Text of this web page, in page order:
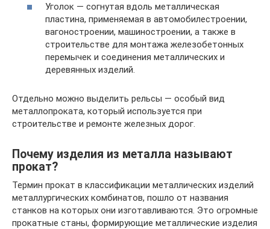
Уголок — согнутая вдоль металлическая
пластина, применяемая в автомобилестроении,
вагоностроении, машиностроении, а также в
строительстве для монтажа железобетонных
перемычек и соединения металлических и
деревянных изделий.
Отдельно можно выделить рельсы — особый вид
металлопроката, который используется при
строительстве и ремонте железных дорог.
Почему изделия из металла называют
прокат?
Термин прокат в классификации металлических изделий
металлургических комбинатов, пошло от названия
станков на которых они изготавливаются. Это огромные
прокатные станы, формирующие металлические изделия